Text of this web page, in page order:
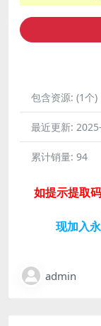
包含资源: (1个)
最近更新:
累计销量: 94
如提示提取
现加入
admin